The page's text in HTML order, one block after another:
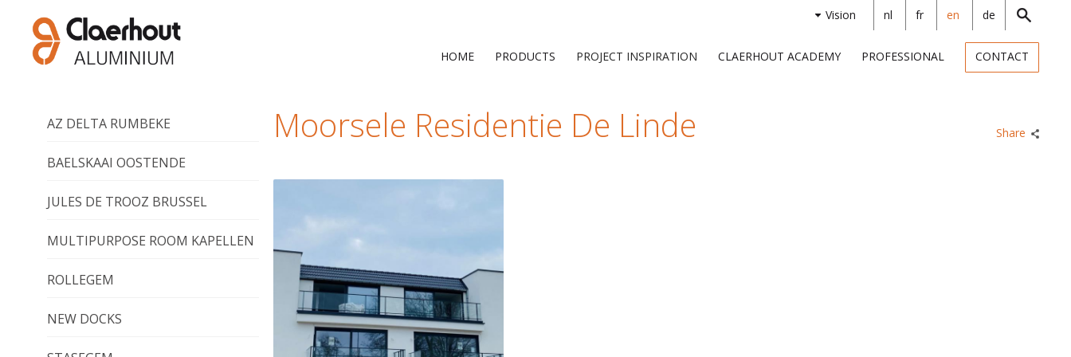
Vision nl fr en de
HOME PRODUCTS PROJECT INSPIRATION CLAERHOUT ACADEMY PROFESSIONAL CONTACT
AZ DELTA RUMBEKE
BAELSKAAI OOSTENDE
JULES DE TROOZ BRUSSEL
MULTIPURPOSE ROOM KAPELLEN
ROLLEGEM
NEW DOCKS
Moorsele Residentie De Linde Share